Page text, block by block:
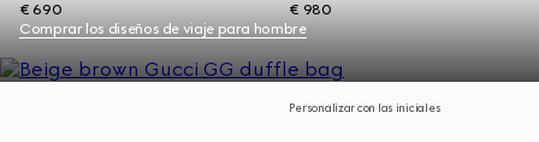
€ 690
€ 980
Comprar los diseños de viaje para hombre
Personalizar con las iniciales